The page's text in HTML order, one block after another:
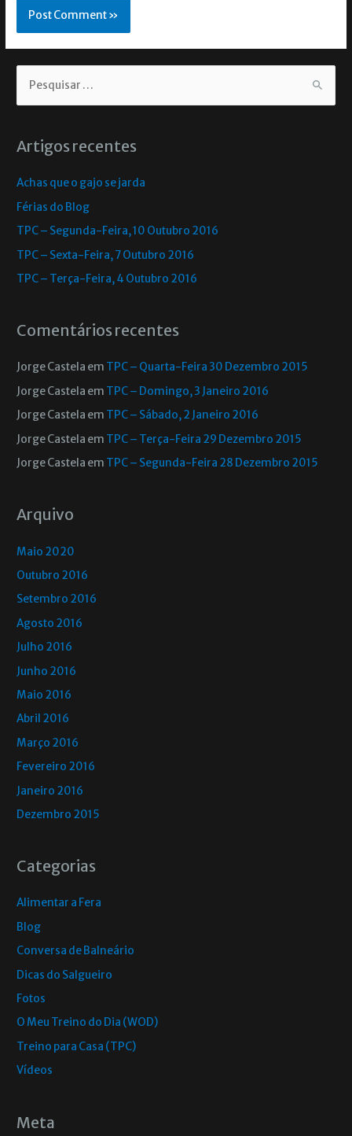
Artigos recentes
Achas que o gajo se jarda
Férias do Blog
TPC – Segunda-Feira, 10 Outubro 2016
TPC – Sexta-Feira, 7 Outubro 2016
TPC – Terça-Feira, 4 Outubro 2016
Comentários recentes
Jorge Castela em TPC – Quarta-Feira 30 Dezembro 2015
Jorge Castela em TPC – Domingo, 3 Janeiro 2016
Jorge Castela em TPC – Sábado, 2 Janeiro 2016
Jorge Castela em TPC – Terça-Feira 29 Dezembro 2015
Jorge Castela em TPC – Segunda-Feira 28 Dezembro 2015
Arquivo
Maio 2020
Outubro 2016
Setembro 2016
Agosto 2016
Julho 2016
Junho 2016
Maio 2016
Abril 2016
Março 2016
Fevereiro 2016
Janeiro 2016
Dezembro 2015
Categorias
Alimentar a Fera
Blog
Conversa de Balneário
Dicas do Salgueiro
Fotos
O Meu Treino do Dia (WOD)
Treino para Casa (TPC)
Vídeos
Meta